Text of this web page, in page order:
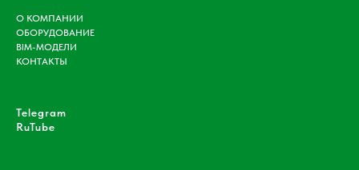
О КОМПАНИИ
ОБОРУДОВАНИЕ
BIM-МОДЕЛИ
КОНТАКТЫ
Telegram
RuTube